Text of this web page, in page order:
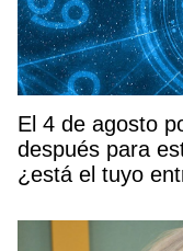
El 4 de agosto
después para
¿está el tuyo